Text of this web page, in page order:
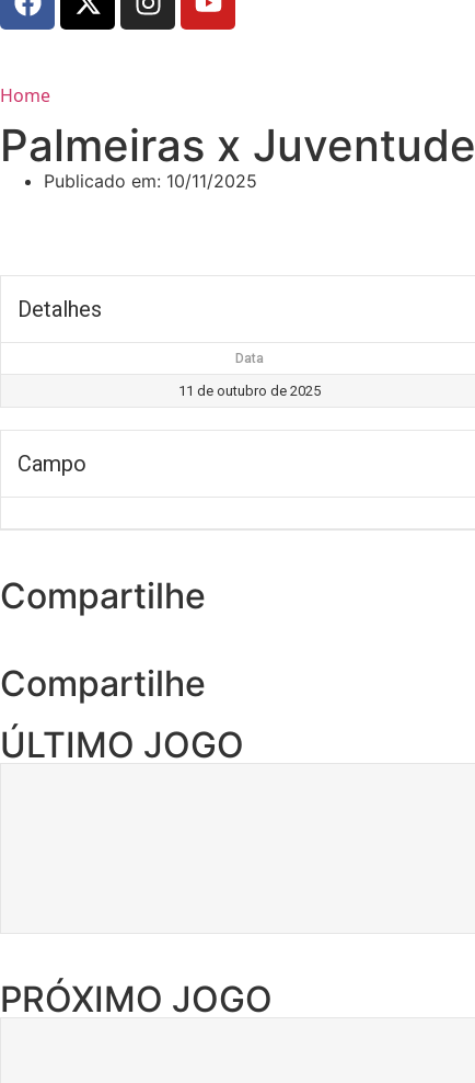
Home
Palmeiras x Juventude
Publicado em: 10/11/2025
Detalhes
Data
11 de outubro de 2025
Campo
Compartilhe
Compartilhe
ÚLTIMO JOGO
PRÓXIMO JOGO